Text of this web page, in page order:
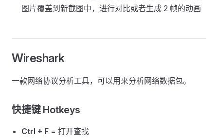
图片覆盖到新截图中，进行对比或者生成 2 帧的动画
Wireshark
一款网络协议分析工具，可以用来分析网络数据包。
快捷键 Hotkeys
Ctrl + F = 打开查找